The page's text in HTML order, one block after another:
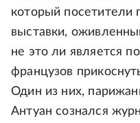
который посетители
выставки,
не это ли является
французов
Один из них,
Антуан сознался